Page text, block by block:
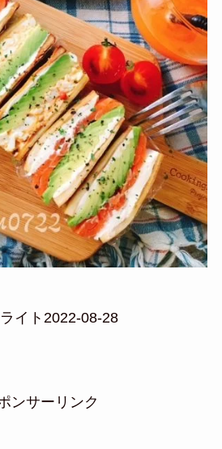
イト2022-08-28
ンサーリンク